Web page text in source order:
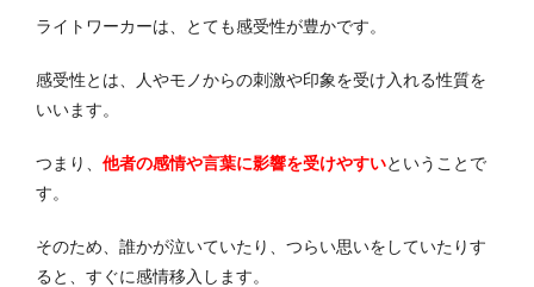
ライトワーカーは、とても感受性が豊かです。
感受性とは、人やモノからの刺激や印象を受け入れる性質を
いいます。
つまり、 他者の感情や言葉に影響を受けやすいということで
す。
そのため、誰かが泣いていたり、つらい思いをしていたりす
ると、すぐに感情移入します。